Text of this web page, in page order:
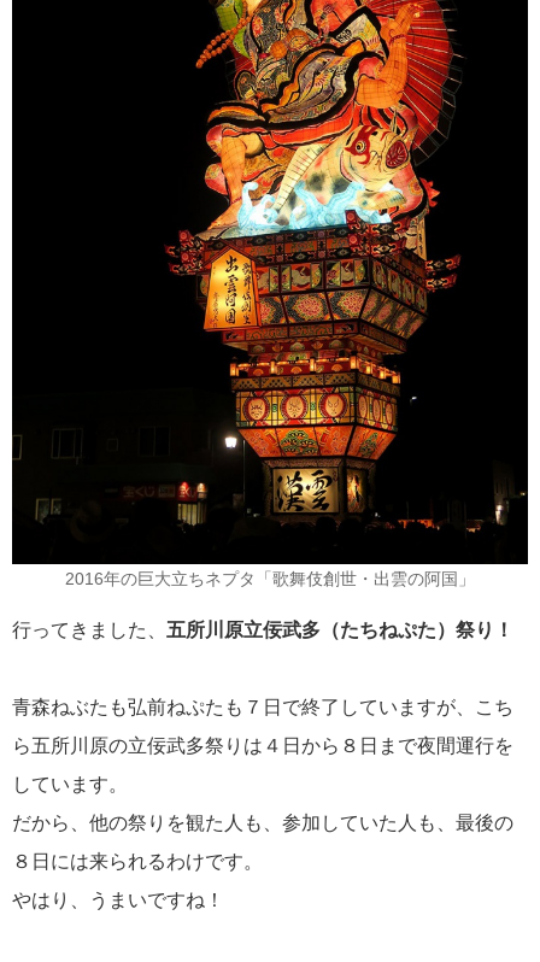
2016年の巨大立ちネプタ「歌舞伎創世・出雲の阿国」
行ってきました、 五所川原立佞武多（たちねぷた）祭り！
青森ねぶたも弘前ねぷたも７日で終了していますが、こち
ら五所川原の立佞武多祭りは４日から８日まで夜間運行を
しています。
だから、他の祭りを観た人も、参加していた人も、最後の
８日には来られるわけです。
やはり、うまいですね！